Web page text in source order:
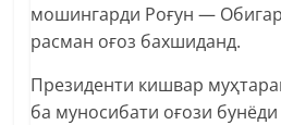
мошингарди Роғун —
расман оғоз бахшиданд.
Президенти кишвар
ба муносибати оғози